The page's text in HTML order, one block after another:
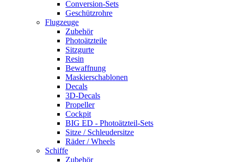
Conversion-Sets
Geschützrohre
Flugzeuge
Zubehör
Photoätzteile
Sitzgurte
Resin
Bewaffnung
Maskierschablonen
Decals
3D-Decals
Propeller
Cockpit
BIG ED - Photoätzteil-Sets
Sitze / Schleudersitze
Räder / Wheels
Schiffe
Zubehör